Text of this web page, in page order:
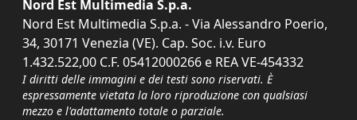
Nord Est Multimedia S.p.a.
Nord Est Multimedia S.p.a. - Via Alessandro Poerio,
34, 30171 Venezia (VE). Cap. Soc. i.v. Euro
1.432.522,00 C.F. 05412000266 e REA VE-454332
I diritti delle immagini e dei testi sono riservati. È
espressamente vietata la loro riproduzione con qualsiasi
mezzo e l'adattamento totale o parziale.